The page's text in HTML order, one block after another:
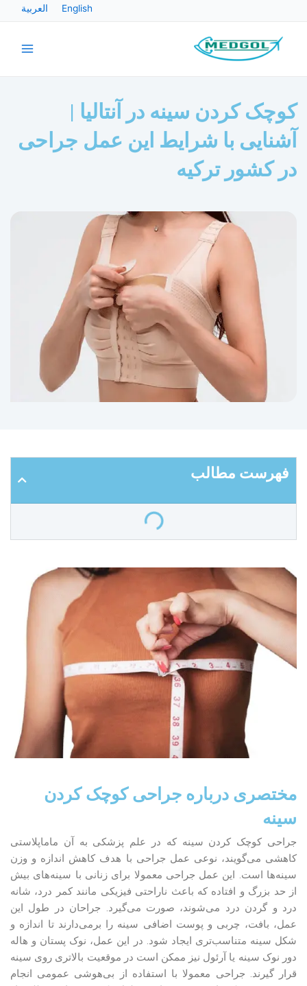
English العربية
کوچک کردن سینه در آنتالیا |
آشنایی با شرایط این عمل جراحی
در کشور ترکیه
فهرست مطالب
مختصری درباره جراحی کوچک کردن
سینه
جراحی کوچک کردن سینه که در علم پزشکی به آن ماماپلاستی
کاهشی می‌گویند، نوعی عمل جراحی با هدف کاهش اندازه و وزن
سینه‌ها است. این عمل جراحی معمولا برای زنانی با سینه‌های بیش
از حد بزرگ و افتاده که باعث ناراحتی فیزیکی مانند کمر درد، شانه
درد و گردن درد می‌شوند، صورت می‌گیرد. جراحان در طول این
عمل، بافت، چربی و پوست اضافی سینه را برمی‌دارند تا اندازه و
شکل سینه متناسب‌تری ایجاد شود. در این عمل، نوک پستان و هاله
دور نوک سینه یا آرئول نیز ممکن است در موقعیت بالاتری روی سینه
قرار گیرند. جراحی معمولا با استفاده از بی‌هوشی عمومی انجام